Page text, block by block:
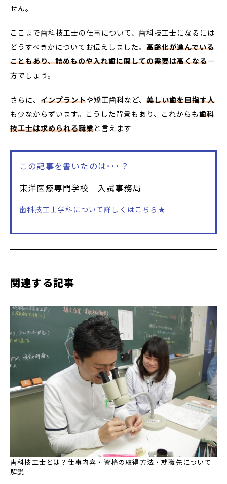
せん。
ここまで歯科技工士の仕事について、歯科技工士になるには
どうすべきかについてお伝えしました。 高齢化が進んでいる
こともあり、詰めものや入れ歯に関しての需要は高くなる一
方でしょう。
さらに、 インプラントや矯正歯科など、 美しい歯を目指す人
も少なからずいます。こうした背景もあり、これからも歯科
技工士は求められる職業と言えます
この記事を書いたのは･･･？
東洋医療専門学校 入試事務局
歯科技工士学科について詳しくはこちら★
関連する記事
歯科技工士とは？仕事内容・資格の取得方法・就職先について
解説